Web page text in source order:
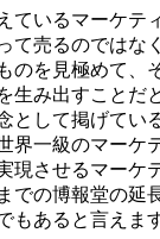
ているマーケテ
て売るのではな
のを見極めて、
生み出すことだ
として掲げてい
界一級のマーケ
現させるマーケ
での博報堂の延
もあると言えます